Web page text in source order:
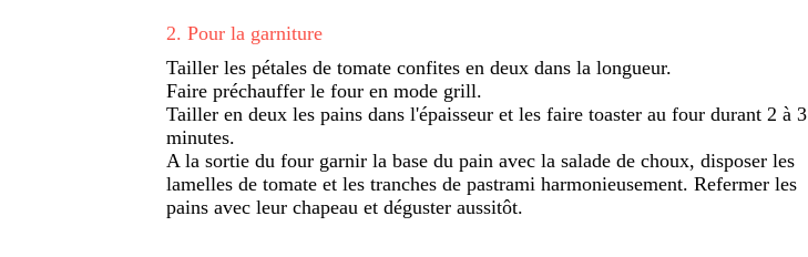
2. Pour la garniture
Tailler les pétales de tomate confites en deux dans la longueur.
Faire préchauffer le four en mode grill.
Tailler en deux les pains dans l'épaisseur et les faire toaster au four durant 2 à 3
minutes.
A la sortie du four garnir la base du pain avec la salade de choux, disposer les
lamelles de tomate et les tranches de pastrami harmonieusement. Refermer les
pains avec leur chapeau et déguster aussitôt.